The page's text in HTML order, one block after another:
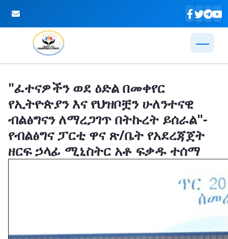
"ፈተናዎችን ወደ ዕድል በመቀየር
የኢትዮጵያን እና የህዝቦቿን ሁለንተናዊ
ብልፅግናን ለማረጋገጥ በትኩረት ይሰራል"-
የብልፅግና ፓርቲ ዋና ጽ/ቤት የአደረጃጀት
ዘርፍ ኃላፊ ሚኒስትር አቶ ፍቃዱ ተሰማ